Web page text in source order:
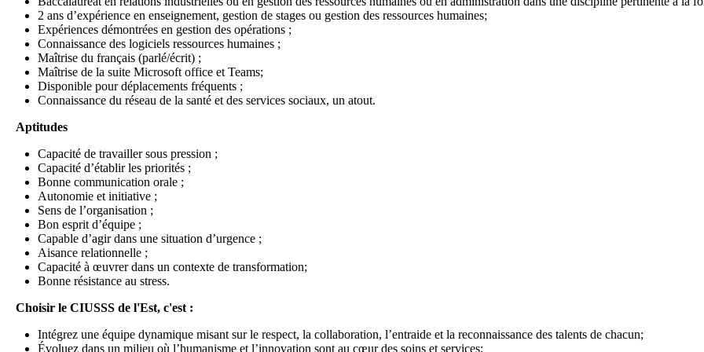
2 ans d’expérience en enseignement, gestion de stages ou gestion des ressources humaines;
Expériences démontrées en gestion des opérations ;
Connaissance des logiciels ressources humaines ;
Maîtrise du français (parlé/écrit) ;
Maîtrise de la suite Microsoft office et Teams;
Disponible pour déplacements fréquents ;
Connaissance du réseau de la santé et des services sociaux, un atout.
Aptitudes
Capacité de travailler sous pression ;
Capacité d’établir les priorités ;
Bonne communication orale ;
Autonomie et initiative ;
Sens de l’organisation ;
Bon esprit d’équipe ;
Capable d’agir dans une situation d’urgence ;
Aisance relationnelle ;
Capacité à œuvrer dans un contexte de transformation;
Bonne résistance au stress.
Choisir le CIUSSS de l'Est, c'est :
Intégrez une équipe dynamique misant sur le respect, la collaboration, l’entraide et la reconnaissance des talents de chacun;
Évoluez dans un milieu où l’humanisme et l’innovation sont au cœur des soins et services;